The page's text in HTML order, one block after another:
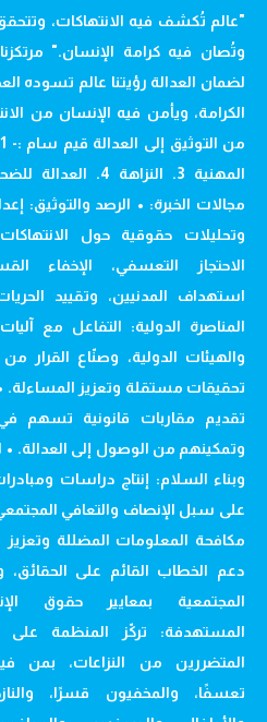
"عالم تُكشف فيه الانتهاكات،
وتُصان فيه كرامة الإنسان."
لضمان العدالة رؤيتنا عالم تسوده
الكرامة، ويأمن فيه الإنسان من
مجالات الخبرة: • الرصد والتوثيق:
وتحليلات حقوقية حول
الاحتجاز التعسفي، الإخفاء
استهداف المدنيين، وتقييد
المناصرة الدولية: التفاعل مع
والهيئات الدولية، وصنّاع القرار
تحقيقات مستقلة وتعزيز المساءلة. •
تقديم مقاربات قانونية تسهم في
وتمكينهم من الوصول إلى العدالة. •
وبناء السلام: إنتاج دراسات
على سبل الإنصاف والتعافي
مكافحة المعلومات المضللة
دعم الخطاب القائم على الحقائق،
المجتمعية بمعايير حقوق
المستهدفة: تركّز المنظمة على
المتضررين من النزاعات، بمن
تعسفًا، والمخفيون قسرًا،